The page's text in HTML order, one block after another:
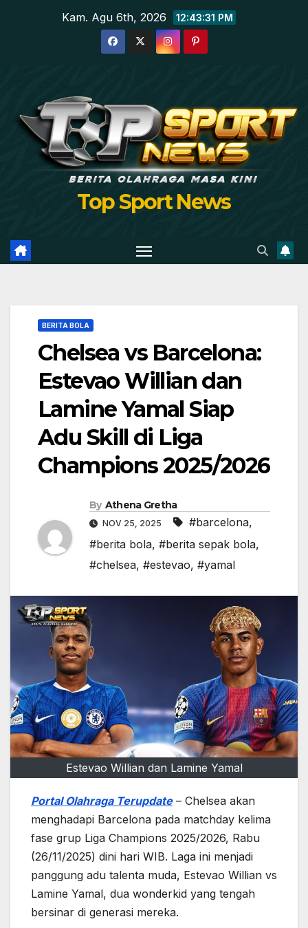
Kam. Agu 6th, 2026 12:43:32 PM
Top Sport News
BERITA BOLA
Chelsea vs Barcelona:
Estevao Willian dan
Lamine Yamal Siap
Adu Skill di Liga
Champions 2025/2026
By Athena Gretha
NOV 25, 2025 #barcelona,
#berita bola, #berita sepak bola,
#chelsea, #estevao, #yamal
Estevao Willian dan Lamine Yamal
Portal Olahraga Terupdate– Chelsea akan
menghadapi Barcelona pada matchday kelima
fase grup Liga Champions 2025/2026, Rabu
(26/11/2025) dini hari WIB. Laga ini menjadi
panggung adu talenta muda, Estevao Willian vs
Lamine Yamal, dua wonderkid yang tengah
bersinar di generasi mereka.